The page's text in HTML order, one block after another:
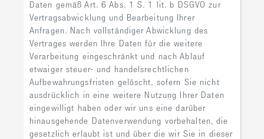
Daten gemäß Art. 6 Abs. 1 S. 1 lit. b DSGVO zur
Vertragsabwicklung und Bearbeitung Ihrer
Anfragen. Nach vollständiger Abwicklung des
Vertrages werden Ihre Daten für die weitere
Verarbeitung eingeschränkt und nach Ablauf
etwaiger steuer- und handelsrechtlichen
Aufbewahrungsfristen gelöscht, sofern Sie nicht
ausdrücklich in eine weitere Nutzung Ihrer Daten
eingewilligt haben oder wir uns eine darüber
hinausgehende Datenverwendung vorbehalten, die
gesetzlich erlaubt ist und über die wir Sie in dieser